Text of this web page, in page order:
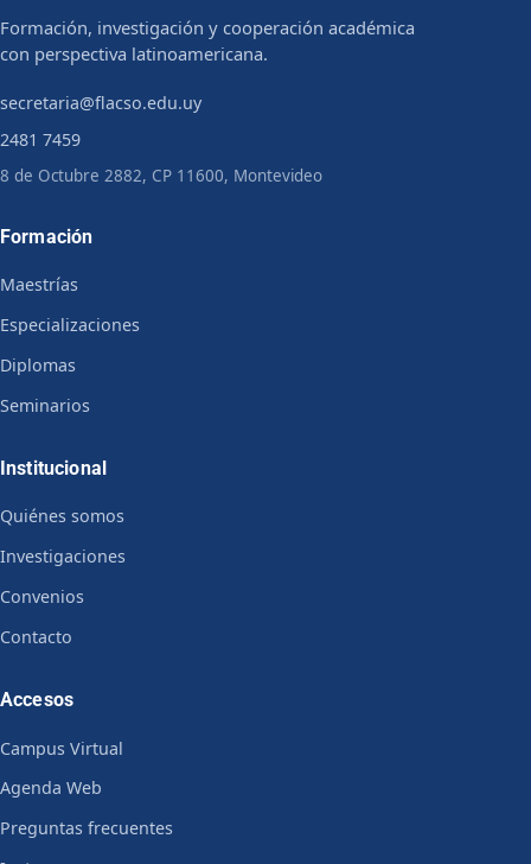
Formación, investigación y cooperación académica
con perspectiva latinoamericana.
secretaria@flacso.edu.uy
2481 7459
8 de Octubre 2882, CP 11600, Montevideo
Formación
Maestrías
Especializaciones
Diplomas
Seminarios
Institucional
Quiénes somos
Investigaciones
Convenios
Contacto
Accesos
Campus Virtual
Agenda Web
Preguntas frecuentes